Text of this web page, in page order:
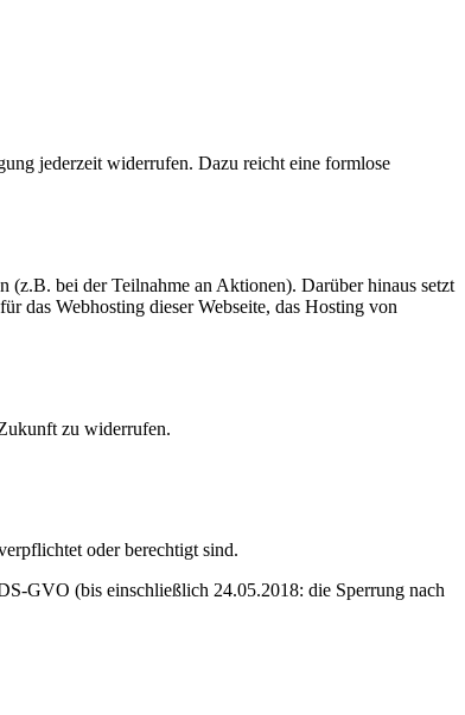
jederzeit widerrufen. Dazu reicht eine formlose
(z.B. bei der Teilnahme an Aktionen). Darüber hinaus setzt
das Webhosting dieser Webseite, das Hosting von
zu widerrufen.
oder berechtigt sind.
GVO (bis einschließlich 24.05.2018: die Sperrung nach